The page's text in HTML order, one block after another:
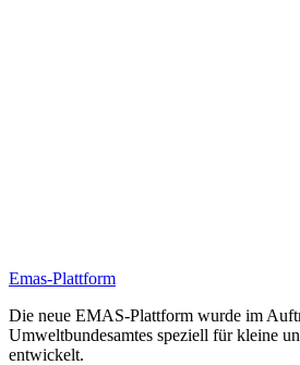
Emas-Plattform
Die neue EMAS-Plattform wurde im
Umweltbundesamtes speziell für kleine
entwickelt.